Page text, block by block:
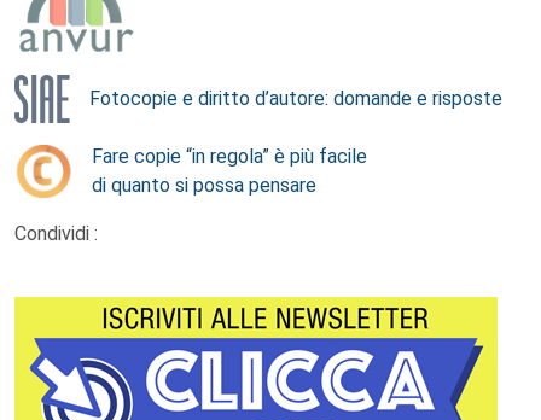
Fotocopie e diritto d’autore: domande e risposte
Fare copie “in regola” è più facile
di quanto si possa pensare
Condividi :